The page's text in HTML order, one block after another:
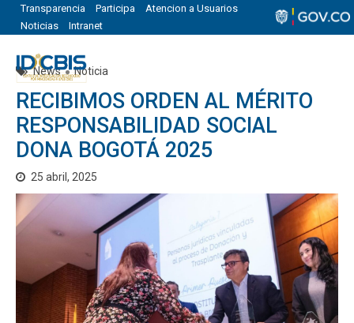
Transparencia Participa
Atencion a Usuarios
Noticias
Intranet
News Noticia
RECIBIMOS ORDEN AL MÉRITO
RESPONSABILIDAD SOCIAL
DONA BOGOTÁ 2025
25 abril, 2025